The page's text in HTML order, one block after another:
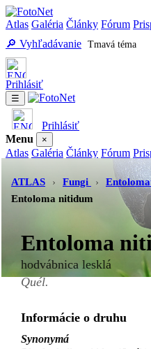
Atlas Galéria Články Fórum
🔎 Vyhľadávanie Tmavá téma
Prihlásiť
☰
Prihlásiť
Menu
×
Atlas Galéria Články Fórum
Tmavá téma
ATLAS
› Fungi ›
Entoloma nitidum
Entoloma
hodvábnica lesklá
Quél.
Informácie o druhu
Synonymá